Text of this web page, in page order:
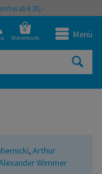
ab € 30,–
0
Warenkorb Menü
,Arthur
Wimmer